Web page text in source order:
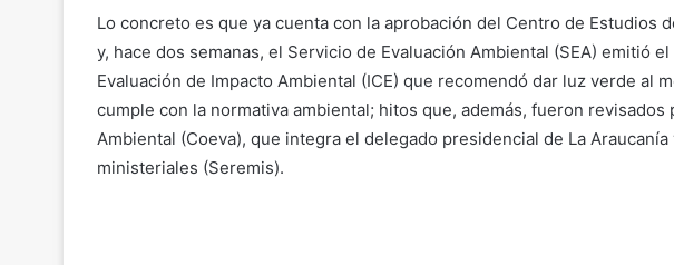
Lo concreto es que ya cuenta con la aprobación del Centro de Estudios
y, hace dos semanas, el Servicio de Evaluación Ambiental (SEA) emitió
Evaluación de Impacto Ambiental (ICE) que recomendó dar luz verde al
cumple con la normativa ambiental; hitos que, además, fueron revisados
Ambiental (Coeva), que integra el delegado presidencial de La
ministeriales (Seremis).